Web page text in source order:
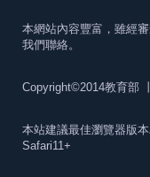
本網站內容豐富，雖經
我們聯絡。
Copyright©2014教育部
本站建議最佳瀏覽器版
Safari11+